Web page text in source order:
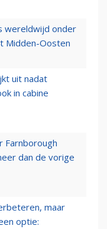
wereldwijd onder
Midden-Oosten
uit nadat
in cabine
Farnborough
dan de vorige
maar
optie: